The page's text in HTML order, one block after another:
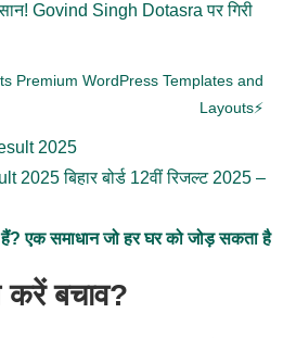
Govind Singh Dotasra पर गिरी
Premium WordPress Templates and
Layouts⚡
बिहार बोर्ड 12वीं रिजल्ट 2025 –
हैं? एक समाधान जो हर घर को जोड़ सकता है
बचाव?